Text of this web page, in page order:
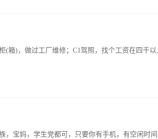
(箱)，做过工厂维修；C1驾照，找个工资在四千
，宝妈，学生党都可，只要你有手机，有空闲时